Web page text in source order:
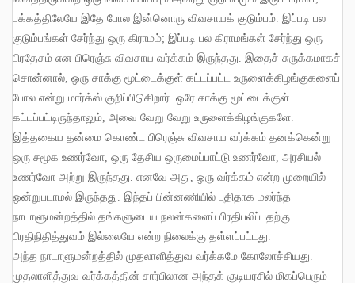
பக்கத்திலேயே இதே போல இன்னொரு விவசாயக் குடும்பம். இப்படி பல
குடும்பங்கள் சேர்ந்து ஒரு கிராமம்; இப்படி பல கிராமங்கள் சேர்ந்து ஒரு
பிரதேசம் என பிரெஞ்சு விவசாய வர்க்கம் இருந்தது. இதைச் சுருக்கமாகச்
சொன்னால், ஒரு சாக்கு மூட்டைக்குள் கட்டப்பட்ட உருளைக்கிழங்குகளைப்
போல என்று மார்க்ஸ் குறிப்பிடுகிறார். ஒரே சாக்கு மூட்டைக்குள்
கட்டப்பட்டிருந்தாலும், அவை வேறு வேறு உருளைக்கிழங்குகளே.
இத்தகைய தன்மை கொண்ட பிரெஞ்சு விவசாய வர்க்கம் தனக்கென்று
ஒரு சமூக உணர்வோ, ஒரு தேசிய ஒருமைப்பாட்டு உணர்வோ, அரசியல்
உணர்வோ அற்று இருந்தது. எனவே அது, ஒரு வர்க்கம் என்ற முறையில்
ஒன்றுபடாமல் இருந்தது. இந்தப் பின்னணியில் புதிதாக மலர்ந்த
நாடாளுமன்றத்தில் தங்களுடைய நலன்களைப் பிரதிபலிப்பதற்கு
பிரதிநிதித்துவம் இல்லையே என்ற நிலைக்கு தள்ளப்பட்டது.
அந்த நாடாளுமன்றத்தில் முதலாளித்துவ வர்க்கமே கோலோச்சியது.
முதலாளித்துவ வர்க்கத்தின் சார்பிலான அந்தக் குடியரசில் மிகப்பெரும்